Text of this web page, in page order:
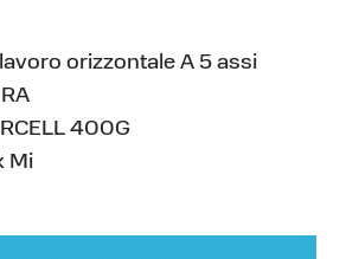
orizzontale A 5 assi
400G
Mi